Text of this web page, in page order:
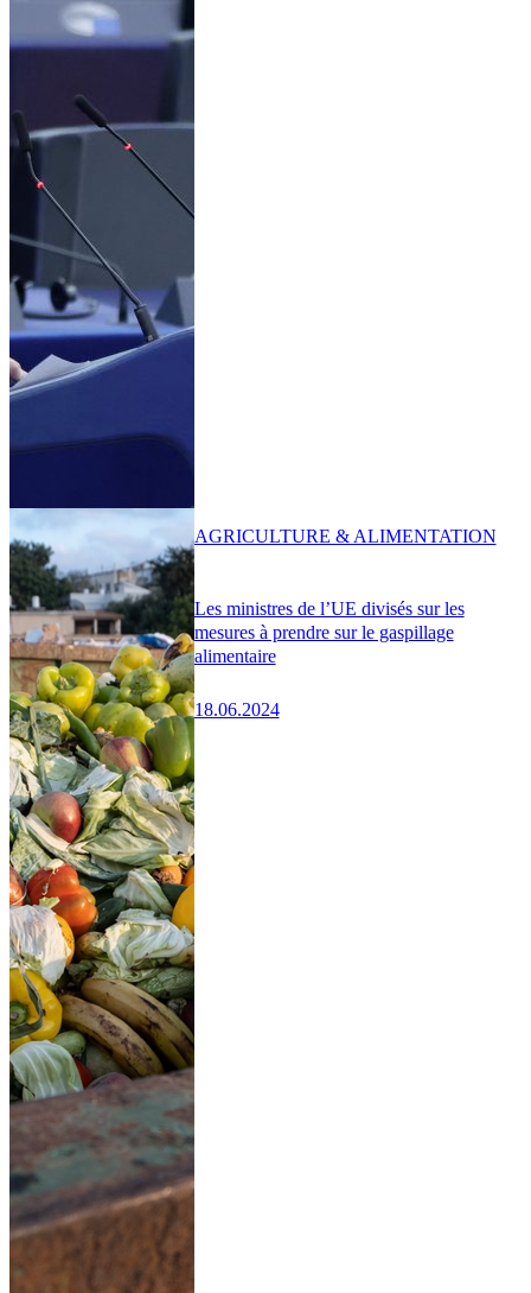
Les ministres de l’UE divisés sur les
mesures à prendre sur le gaspillage
alimentaire
18.06.2024
AGRICULTURE & ALIMENTATION